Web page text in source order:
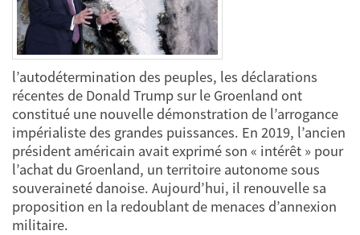
l’autodétermination des peuples, les déclarations
récentes de Donald Trump sur le Groenland ont
constitué une nouvelle démonstration de l’arrogance
impérialiste des grandes puissances. En 2019, l’ancien
président américain avait exprimé son « intérêt » pour
l’achat du Groenland, un territoire autonome sous
souveraineté danoise. Aujourd’hui, il renouvelle sa
proposition en la redoublant de menaces d’annexion
militaire.